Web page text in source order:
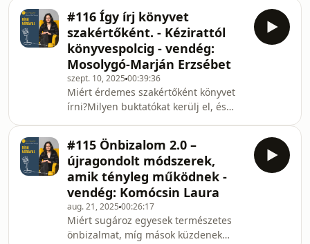
mindenki kap belőle? Hogyan
használhatjuk az elismerés 5 nyelvét
tudatosan, hogy hatékonyabban
adjunk és fogadjunk visszajelzést –
különösen értékesítési vezetőként
vagy szakemberként? Milyen
eszközökkel építhetjük így erősebb
kapcsolatainkat és növelhetjük a
csapat motivációját?Podcast
témánk: Az e
#116 Így írj könyvet
szakértőként. - Kézirattól
könyvespolcig - vendég:
Mosolygó-Marján Erzsébet
szept. 10, 2025 00:39:36
Miért érdemes szakértőként könyvet
írni?Milyen buktatókat kerülj el, és
Hogyan juttasd el a könyved a
közönségedhez?Ebben az
adásunkban ezt járjuk körbe.
Meghívott vendég: Mosolygó-Marján
Erzsébet, aki 15+ éves tapasztalatával
segíti, hogy a könyvkiadás élmény
legyen, és a kötetek eljussanak az
olvasókhoz. Ő alapította a Helyesen
#115 Önbizalom 2.0 –
újragondolt módszerek,
amik tényleg működnek -
vendég: Komócsin Laura
aug. 21, 2025 00:26:17
Miért sugároz egyesek természetes
önbizalmat, míg mások küzdenek